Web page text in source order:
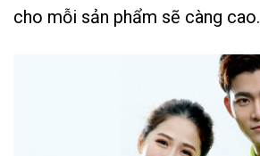
cho mỗi sản phẩm sẽ càng cao.